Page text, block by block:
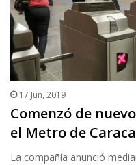
17 Jun, 2019
Comenzó de
el Metro de
La compañía anunció